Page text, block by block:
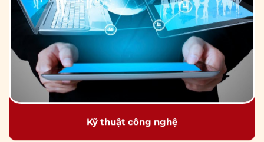
Kỹ thuật công nghệ